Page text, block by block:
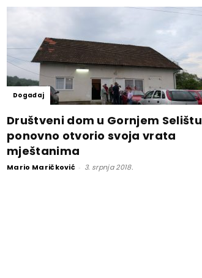
Događaj
Društveni dom u Gornjem Selištu
ponovno otvorio svoja vrata
mještanima
Mario Maričković - 3. srpnja 2018.